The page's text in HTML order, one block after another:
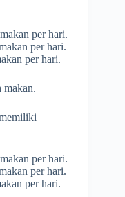
per hari.
per hari.
per hari.
makan.
per hari.
per hari.
per hari.